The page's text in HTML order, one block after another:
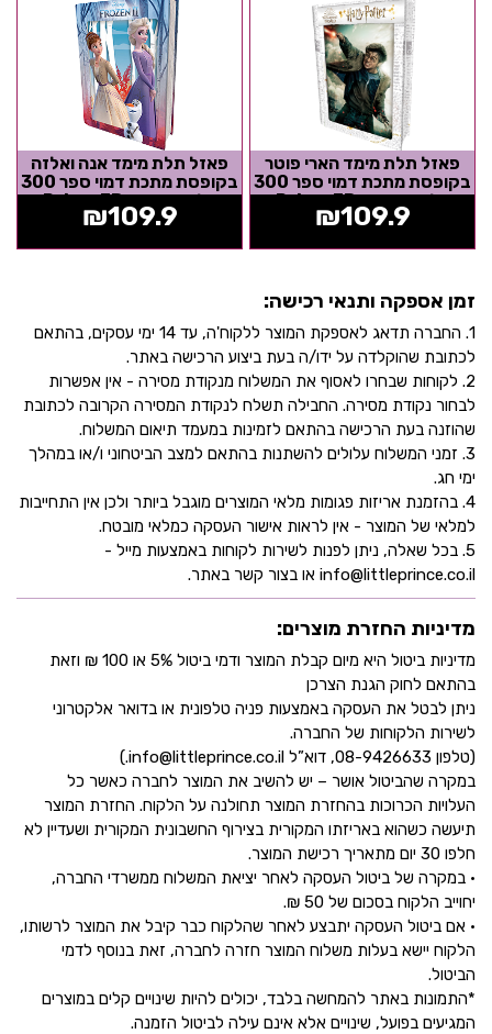
פאזל תלת מימד הארי פוטר
בקופסת מתכת דמוי ספר 300
חלקים מבית Prime 3D
₪109.9
פאזל תלת מימד אנה ואלזה
בקופסת מתכת דמוי ספר 300
חלקים מבית Prime 3D
₪109.9
זמן אספקה ותנאי רכישה:
1. החברה תדאג לאספקת המוצר ללקוח'ה, עד 14 ימי עסקים, בהתאם
לכתובת שהוקלדה על ידו/ה בעת ביצוע הרכישה באתר.
2. לקוחות שבחרו לאסוף את המשלוח מנקודת מסירה - אין אפשרות
לבחור נקודת מסירה. החבילה תשלח לנקודת המסירה הקרובה לכתובת
שהוזנה בעת הרכישה בהתאם לזמינות במעמד תיאום המשלוח.
3. זמני המשלוח עלולים להשתנות בהתאם למצב הביטחוני ו/או במהלך
ימי חג.
4. בהזמנת אריזות פגומות מלאי המוצרים מוגבל ביותר ולכן אין התחייבות
למלאי של המוצר - אין לראות אישור העסקה כמלאי מובטח.
5. בכל שאלה, ניתן לפנות לשירות לקוחות באמצעות מייל -
info@littleprince.co.il או בצור קשר באתר.
מדיניות החזרת מוצרים:
מדיניות ביטול היא מיום קבלת המוצר ודמי ביטול 5% או 100 ₪ וזאת
בהתאם לחוק הגנת הצרכן
ניתן לבטל את העסקה באמצעות פניה טלפונית או בדואר אלקטרוני
לשירות הלקוחות של החברה.
(טלפון 08-9426633, דוא”ל info@littleprince.co.il.)
במקרה שהביטול אושר – יש להשיב את המוצר לחברה כאשר כל
העלויות הכרוכות בהחזרת המוצר תחולנה על הלקוח. החזרת המוצר
תיעשה כשהוא באריזתו המקורית בצירוף החשבונית המקורית ושעדיין לא
חלפו 30 יום מתאריך רכישת המוצר.
• במקרה של ביטול העסקה לאחר יציאת המשלוח ממשרדי החברה,
יחוייב הלקוח בסכום של 50 ₪.
• אם ביטול העסקה יתבצע לאחר שהלקוח כבר קיבל את המוצר לרשותו,
הלקוח יישא בעלות משלוח המוצר חזרה לחברה, זאת בנוסף לדמי
הביטול.
*התמונות באתר להמחשה בלבד, יכולים להיות שינויים קלים במוצרים
המגיעים בפועל, שינויים אלא אינם עילה לביטול הזמנה.